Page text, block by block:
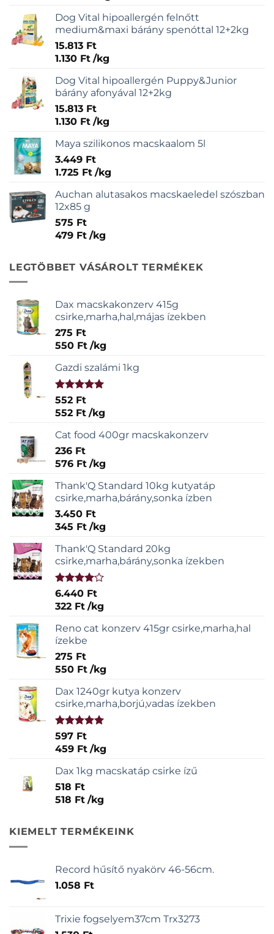
Dog Vital hipoallergén felnőtt
medium&maxi bárány spenóttal 12+2kg
15.813 Ft
1.130 Ft /kg
Dog Vital hipoallergén Puppy&Junior
bárány afonyával 12+2kg
15.813 Ft
1.130 Ft /kg
Maya szilikonos macskaalom 5l
3.449 Ft
1.725 Ft /kg
Auchan alutasakos macskaeledel szószban
12x85 g
575 Ft
479 Ft /kg
LEGTÖBBET VÁSÁROLT TERMÉKEK
Dax macskakonzerv 415g
csirke,marha,hal,májas ízekben
275 Ft
550 Ft /kg
Gazdi szalámi 1kg
Értékelés:
5.00/ 5
552 Ft
552 Ft /kg
Cat food 400gr macskakonzerv
236 Ft
576 Ft /kg
Thank'Q Standard 10kg kutyatáp
csirke,marha,bárány,sonka ízben
3.450 Ft
345 Ft /kg
Thank'Q Standard 20kg
csirke,marha,bárány,sonka ízekben
Értékelés:
4.00 / 5
6.440 Ft
322 Ft /kg
Reno cat konzerv 415gr csirke,marha,hal
ízekbe
275 Ft
550 Ft /kg
Dax 1240gr kutya konzerv
csirke,marha,borjú,vadas ízekben
Értékelés:
5.00/ 5
597 Ft
459 Ft /kg
Dax 1kg macskatáp csirke ízű
518 Ft
518 Ft /kg
KIEMELT TERMÉKEINK
Record hűsítő nyakörv 46-56cm.
1.058 Ft
Trixie fogselyem37cm Trx3273